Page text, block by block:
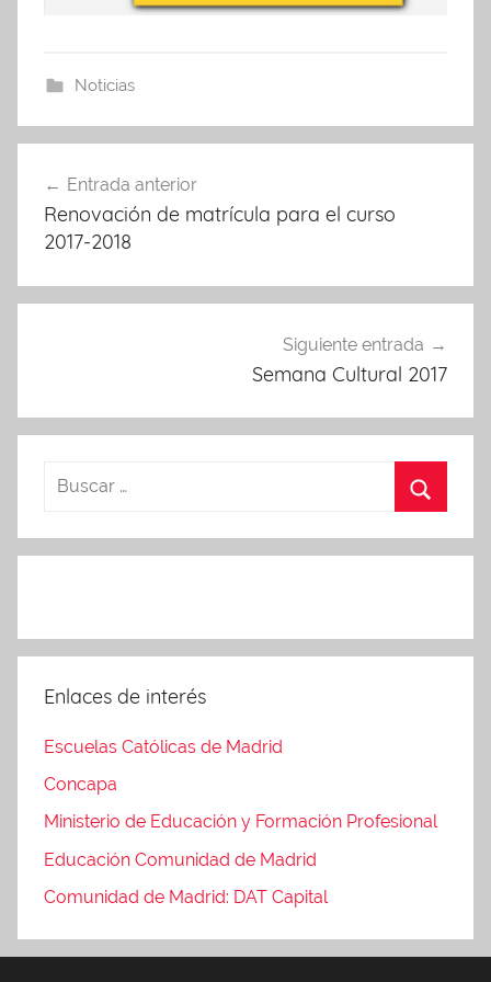
Noticias
de
entradas
Entrada anterior
Renovación de matrícula para el curso
2017-2018
Siguiente entrada
Semana Cultural 2017
Enlaces de interés
Escuelas Católicas de Madrid
Concapa
Ministerio de Educación y Formación Profesional
Educación Comunidad de Madrid
Comunidad de Madrid: DAT Capital